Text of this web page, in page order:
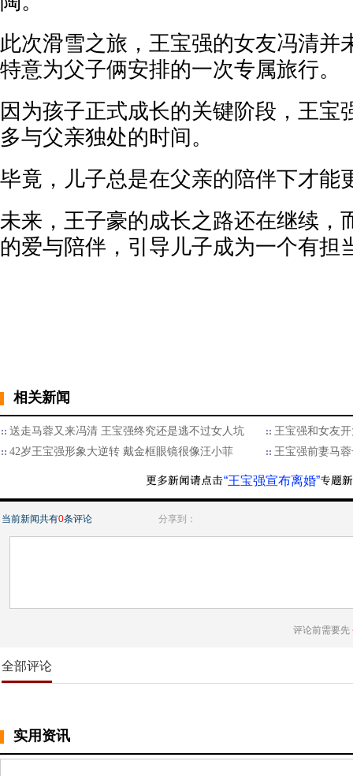
此次滑雪之旅，王宝强的女友冯清并
特意为父子俩安排的一次专属旅行。
因为孩子正式成长的关键阶段，王宝
多与父亲独处的时间。
毕竟，儿子总是在父亲的陪伴下才能
未来，王子豪的成长之路还在继续，
的爱与陪伴，引导儿子成为一个有担
相关新闻
送走马蓉又来冯清 王宝强终究还是逃不过女人坑
王宝强和女友
42岁王宝强形象大逆转 戴金框眼镜很像汪小菲
王宝强前妻马
“王宝强宣布离婚”
当前新闻共有0条评论 分享到：
评论前需要先
全部评论
实用资讯